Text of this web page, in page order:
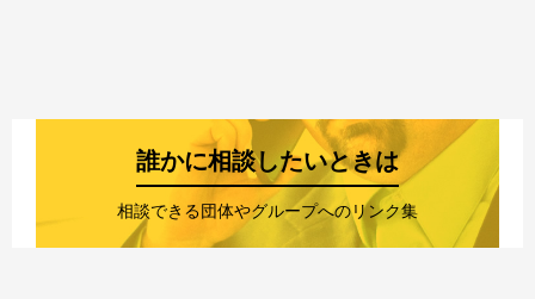
誰かに相談したいときは
相談できる団体やグループへのリンク集